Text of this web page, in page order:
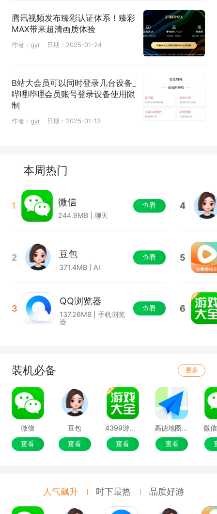
腾讯视频发布臻彩认证体系！臻彩
MAX带来超清画质体验
作者：gyr 日期：2025-01-24
B站大会员可以同时登录几台设备_
哔哩哔哩会员账号登录设备使用限
制
作者：gyr 日期：2025-01-13
本周热门
1 微信
244.9MB | 聊天
查看
2 豆包
371.4MB | AI
查看
3
QQ浏览器
137.26MB | 手机浏览
器
查看
4
5
6
装机必备 更多
微信
查看
豆包
查看
4399游戏盒
查看
高德地图移动端
查看
微
人气飙升 时下最热 品质好游